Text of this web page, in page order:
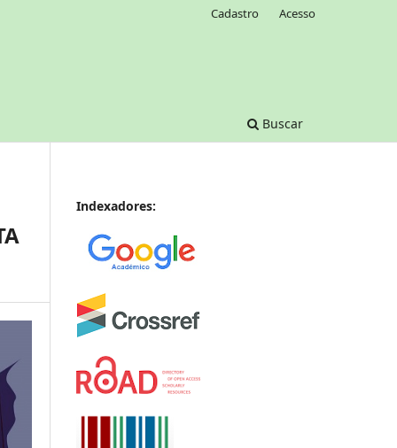
Buscar
Cadastro Acesso
Indexadores: